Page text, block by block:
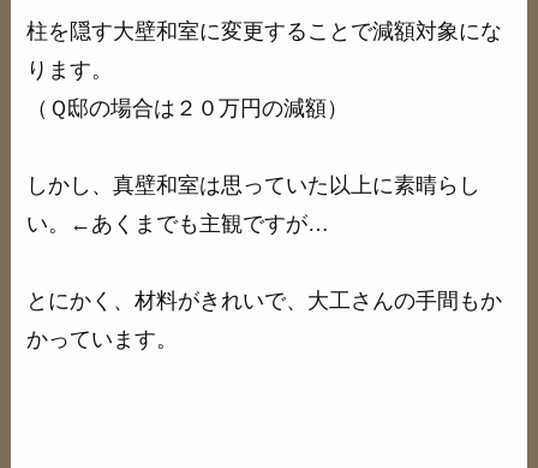
柱を隠す大壁和室に変更することで減額対象にな
ります。
（Ｑ邸の場合は２０万円の減額）
しかし、真壁和室は思っていた以上に素晴らし
い。←あくまでも主観ですが…
とにかく、材料がきれいで、大工さんの手間もか
かっています。